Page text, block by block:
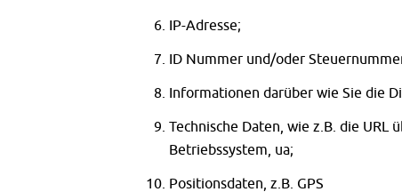
IP-Adresse;
ID Nummer und/oder
Informationen darüber wie Sie die
Technische Daten, wie z.B. die URL
Betriebssystem, ua;
Positionsdaten, z.B. GPS